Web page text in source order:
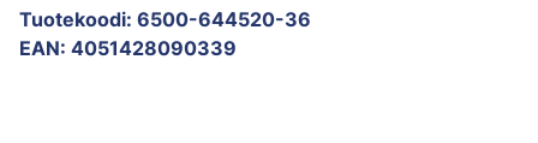
Tuotekoodi: 6500-644520-36
EAN: 4051428090339